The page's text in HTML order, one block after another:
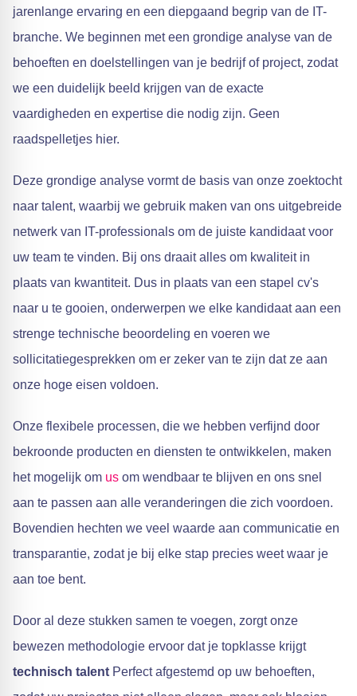
jarenlange ervaring en een diepgaand begrip van de IT-
branche. We beginnen met een grondige analyse van de
behoeften en doelstellingen van je bedrijf of project, zodat
we een duidelijk beeld krijgen van de exacte
vaardigheden en expertise die nodig zijn. Geen
raadspelletjes hier.
Deze grondige analyse vormt de basis van onze zoektocht
naar talent, waarbij we gebruik maken van ons uitgebreide
netwerk van IT-professionals om de juiste kandidaat voor
uw team te vinden. Bij ons draait alles om kwaliteit in
plaats van kwantiteit. Dus in plaats van een stapel cv's
naar u te gooien, onderwerpen we elke kandidaat aan een
strenge technische beoordeling en voeren we
sollicitatiegesprekken om er zeker van te zijn dat ze aan
onze hoge eisen voldoen.
Onze flexibele processen, die we hebben verfijnd door
bekroonde producten en diensten te ontwikkelen, maken
het mogelijk om us om wendbaar te blijven en ons snel
aan te passen aan alle veranderingen die zich voordoen.
Bovendien hechten we veel waarde aan communicatie en
transparantie, zodat je bij elke stap precies weet waar je
aan toe bent.
Door al deze stukken samen te voegen, zorgt onze
bewezen methodologie ervoor dat je topklasse krijgt
technisch talent Perfect afgestemd op uw behoeften,